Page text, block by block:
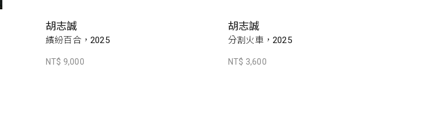
胡志誠
繽紛百合，2025
NT$ 9,000
胡志誠
分割火車，2025
NT$ 3,600